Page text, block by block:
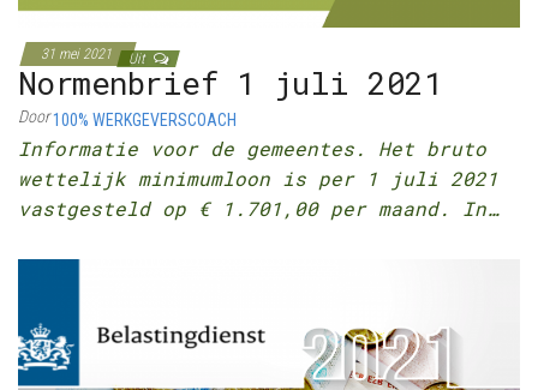
31 mei 2021 Uit
Normenbrief 1 juli 2021
Door100% WERKGEVERSCOACH
Informatie voor de gemeentes. Het bruto
wettelijk minimumloon is per 1 juli 2021
vastgesteld op € 1.701,00 per maand. In…